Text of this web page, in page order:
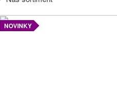
Bílé víno
NOVINKY